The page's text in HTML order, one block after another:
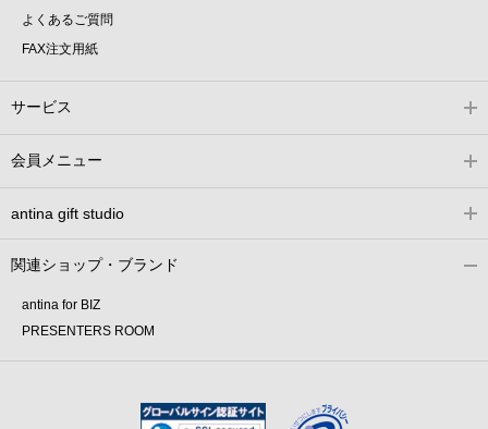
よくあるご質問
FAX注文用紙
サービス
会員メニュー
antina gift studio
関連ショップ・ブランド
antina for BIZ
PRESENTERS ROOM